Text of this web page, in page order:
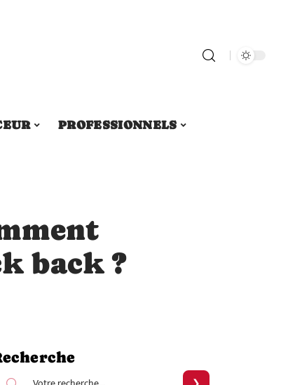
PROFESSIONNELS
back ?